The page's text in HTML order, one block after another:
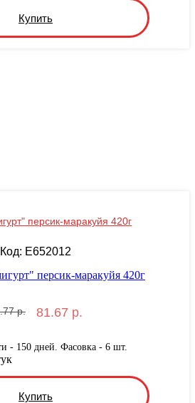
Купить
персик-маракуйя 420г
Код: E652012
р. 81.67 р.
- 150 дней. Фасовка - 6 шт.
Купить